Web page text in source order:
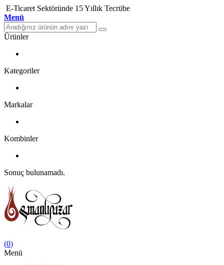
E-Ticaret Sektöründe 15 Yıllık Tecrübe
Menü
Ürünler
Kategoriler
Markalar
Kombinler
Sonuç bulunamadı.
(0)
Menü